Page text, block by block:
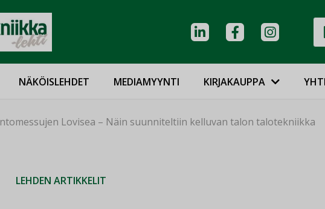
NÄKÖISLEHDET MEDIAMYYNTI KIRJAKAUPPA
Lovisea – Näin suunniteltiin kelluvan talon talotekniikka
LEHDEN ARTIKKELIT